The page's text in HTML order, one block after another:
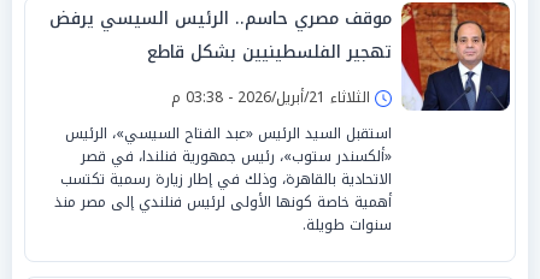
موقف مصري حاسم.. الرئيس السيسي يرفض
تهجير الفلسطينيين بشكل قاطع
الثلاثاء 21/أبريل/2026 - 03:38 م
استقبل السيد الرئيس «عبد الفتاح السيسي»، الرئيس
«ألكسندر ستوب»، رئيس جمهورية فنلندا، في قصر
الاتحادية بالقاهرة، وذلك في إطار زيارة رسمية تكتسب
أهمية خاصة كونها الأولى لرئيس فنلندي إلى مصر منذ
سنوات طويلة.